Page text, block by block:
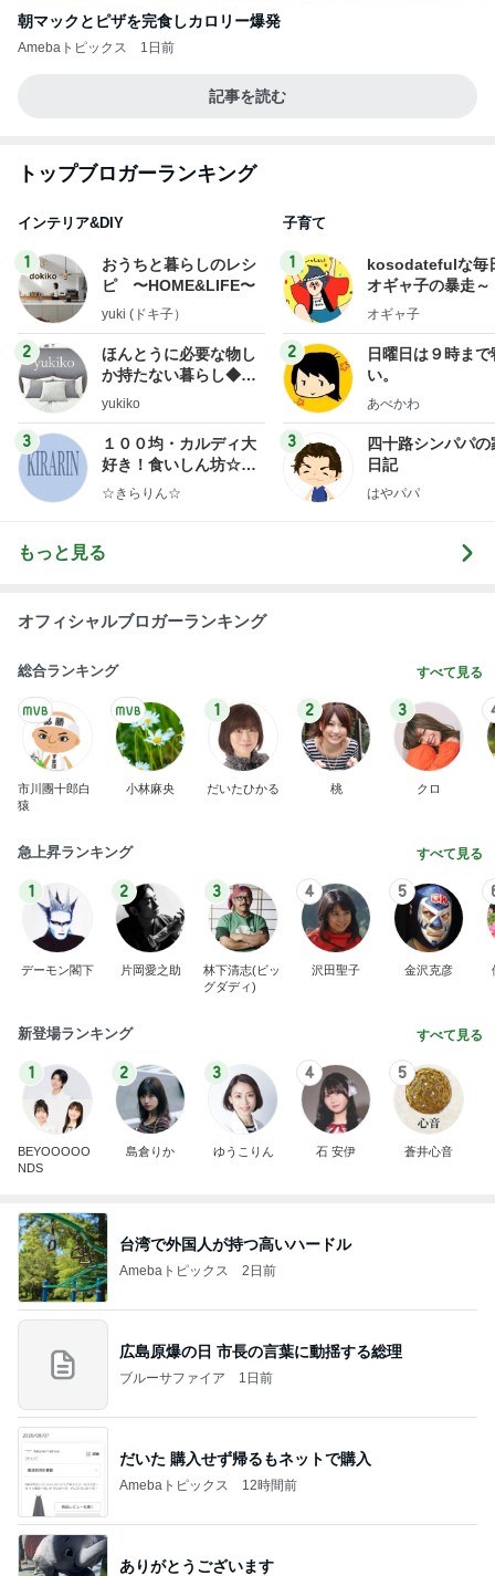
朝マックとピザを完食しカロリー爆発
Amebaトピックス 1日前
記事を読む
トップブロガーランキング
インテリア&DIY
1
おうちと暮らしのレシ
ピ 〜HOME&LIFE〜
yuki (ドキ子）
2
ほんとうに必要な物し
か持たない暮らし◆Ke
ep Life Simple◆〜イ
yukiko
3
１００均・カルディ大
好き！食いしん坊☆き
らりん☆のブログ
☆きらりん☆
子育て
1
kosodatefulな毎
オギャ子の暴走～
オギャ子
2
日曜日は９時まで
い。
あべかわ
3
四十路シンパパの
日記
はやパパ
もっと見る
オフィシャルブロガーランキング
総合ランキング すべて見る
市川團十郎白
猿
小林麻央
1
だいたひかる
2
桃
3
クロ
急上昇ランキング すべて見る
1
デーモン閣下
2
片岡愛之助
3
林下清志(ビッ
グダディ)
4
沢田聖子
5
金沢克彦
新登場ランキング すべて見る
1
BEYOOOOO
NDS
2
島倉りか
3
ゆうこりん
4
石 安伊
5
蒼井心音
台湾で外国人が持つ高いハードル
Amebaトピックス 2日前
広島原爆の日 市長の言葉に動揺する総理
ブルーサファイア 1日前
だいた 購入せず帰るもネットで購入
Amebaトピックス 12時間前
ありがとうございます